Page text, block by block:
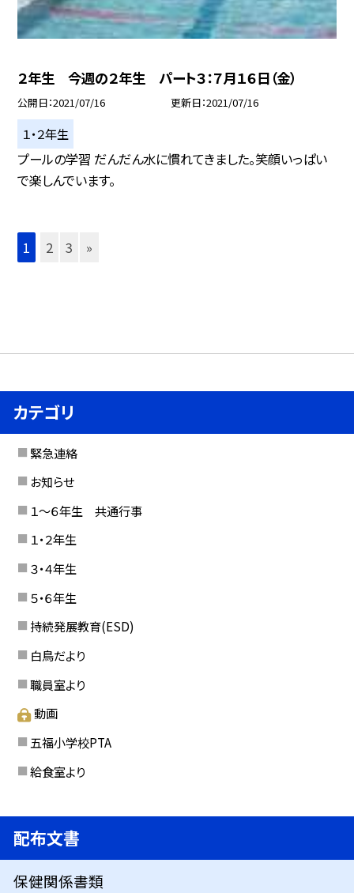
２年生 今週の２年生 パート３：７月１６日（金）
公開日 2021/07/16 更新日 2021/07/16
１・２年生
プールの学習 だんだん水に慣れてきました。笑顔いっぱい
で楽しんでいます。
1 2 3 »
カテゴリ
緊急連絡
お知らせ
１〜６年生 共通行事
１・２年生
３・４年生
５・６年生
持続発展教育(ESD)
白鳥だより
職員室より
動画
五福小学校PTA
給食室より
配布文書
保健関係書類